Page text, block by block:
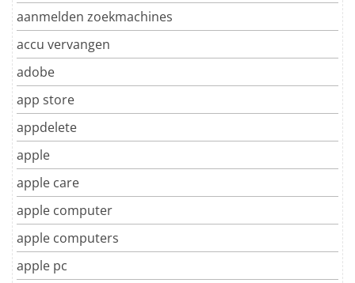
aanmelden zoekmachines
accu vervangen
adobe
app store
appdelete
apple
apple care
apple computer
apple computers
apple pc